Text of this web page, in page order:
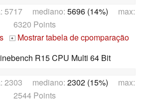
5717 mediano: 5696 (14%) max:
6320 Points
+ Mostrar tabela de cpomparação
R15 CPU Multi 64 Bit
2303 mediano: 2302 (15%) max:
2544 Points